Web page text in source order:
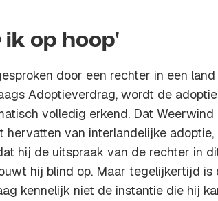
ik op hoop'
door een rechter in een
Adoptieverdrag, wordt de
volledig erkend. Dat
hervatten van interlandelijke adoptie,
hij de uitspraak van de rechter in
hij blind op. Maar tegelijkertijd is
kennelijk niet de instantie die hij